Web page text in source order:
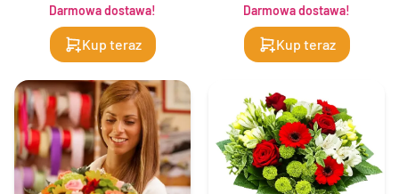
Darmowa dostawa!
Kup teraz
Darmowa dostawa!
Kup teraz